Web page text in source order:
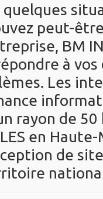
quelques
peut-
BM
à vos
Les
rayon de
en
de